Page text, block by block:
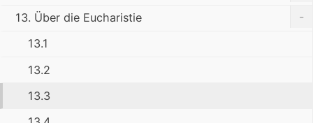
13. Über die Eucharistie
-
13.1
13.2
13.3